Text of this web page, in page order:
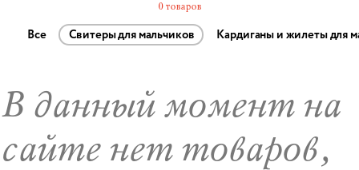
0 товаров
Все Свитеры для мальчиков Кардиганы и жилеты для
В данный момент на
сайте нет товаров,